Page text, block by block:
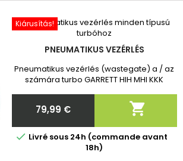
Kiárusítás!
PNEUMATIKUS VEZÉRLÉS
Pneumatikus vezérlés (wastegate) a / az
számára turbo GARRETT HIH MHI KKK
garanciával. Megrendelés után kérjük,
adja meg nekünk a turbó pontos
Ár
79,99 € 
 Livré sous 24h (commande avant
18h)